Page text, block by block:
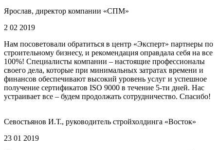
Ярослав, директор компании «СПМ»
2 02 2019
Нам посоветовали обратиться в центр «Эксперт» партнеры по
строительному бизнесу, и рекомендация оправдала себя на все
100%! Специалисты компании – настоящие профессионалы
своего дела, которые при минимальных затратах времени и
финансов обеспечивают высокий уровень услуг и успешное
получение сертификатов ISO 9000 в течение 5-ти дней. Нас
устраивает все – будем продолжать сотрудничество. Спасибо!
Севостьянов И.Т., руководитель стройхолдинга «Восток»
23 01 2019